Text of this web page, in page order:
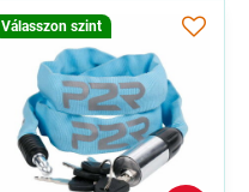
Válasszon szint